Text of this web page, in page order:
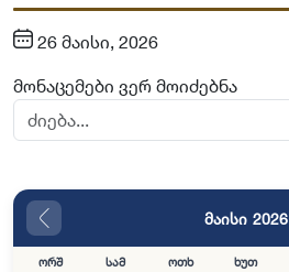
26 მაისი, 2026
მონაცემები ვერ მოიძებნა
მაისი 2026
ორშ სამ ოთხ ხუთ